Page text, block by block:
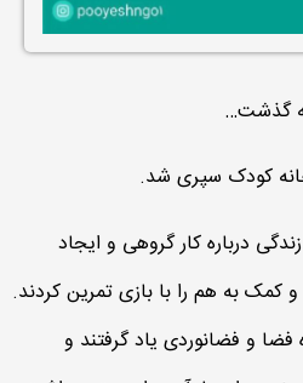
گذشت…
کودک سپری شد.
درباره کار گروهی و ایجاد
کمک به هم را با بازی تمرین کردند.
فضا و فضانوردی یاد گرفتند و